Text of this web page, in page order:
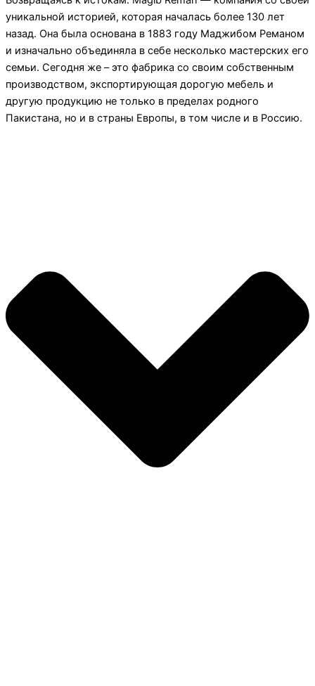
уникальной историей, которая началась более 130 лет
назад. Она была основана в 1883 году Маджибом Реманом
и изначально объединяла в себе несколько мастерских его
семьи. Сегодня же – это фабрика со своим собственным
производством, экспортирующая дорогую мебель и
другую продукцию не только в пределах родного
Пакистана, но и в страны Европы, в том числе и в Россию.